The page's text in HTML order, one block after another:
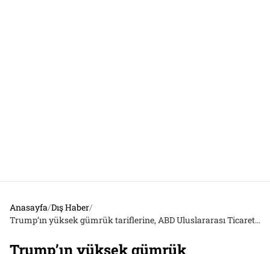
Anasayfa/Dış Haber/
Trump’ın yüksek gümrük tariflerine, ABD Uluslararası Ticaret Mahkemesi dur dedi
Trump’ın yüksek gümrük